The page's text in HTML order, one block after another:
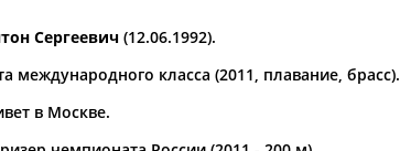
проживания
Сергеевич (12.06.1992).
международного класса (2011, плавание, брасс).
в Москве.